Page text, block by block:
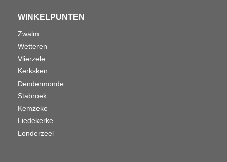
WINKELPUNTEN
Zwalm
Wetteren
Vlierzele
Kerksken
Dendermonde
Stabroek
Kemzeke
Liedekerke
Londerzeel